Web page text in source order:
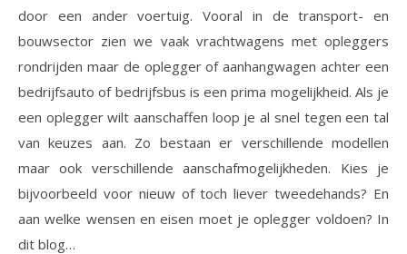
door een ander voertuig. Vooral in de transport- en
bouwsector zien we vaak vrachtwagens met opleggers
rondrijden maar de oplegger of aanhangwagen achter een
bedrijfsauto of bedrijfsbus is een prima mogelijkheid. Als je
een oplegger wilt aanschaffen loop je al snel tegen een tal
van keuzes aan. Zo bestaan er verschillende modellen
maar ook verschillende aanschafmogelijkheden. Kies je
bijvoorbeeld voor nieuw of toch liever tweedehands? En
aan welke wensen en eisen moet je oplegger voldoen? In
dit blog…